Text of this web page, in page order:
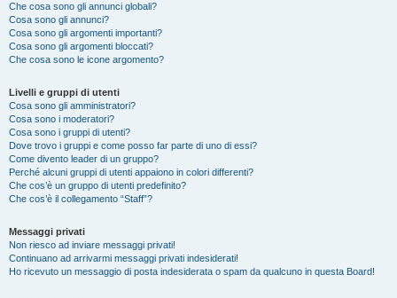
Che cosa sono gli annunci globali?
Cosa sono gli annunci?
Cosa sono gli argomenti importanti?
Cosa sono gli argomenti bloccati?
Che cosa sono le icone argomento?
Livelli e gruppi di utenti
Cosa sono gli amministratori?
Cosa sono i moderatori?
Cosa sono i gruppi di utenti?
Dove trovo i gruppi e come posso far parte di uno di essi?
Come divento leader di un gruppo?
Perché alcuni gruppi di utenti appaiono in colori differenti?
Che cos’è un gruppo di utenti predefinito?
Che cos’è il collegamento “Staff”?
Messaggi privati
Non riesco ad inviare messaggi privati!
Continuano ad arrivarmi messaggi privati indesiderati!
Ho ricevuto un messaggio di posta indesiderata o spam da qualcuno in questa Board!